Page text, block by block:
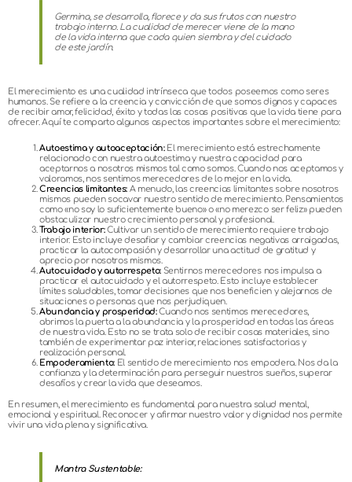
Germina, se desarrolla, florece y da sus frutos con nuestro
trabajo interno. La cualidad de merecer viene de la mano
de la vida interna que cada quien siembra y del cuidado
de este jardín.
El merecimiento es una cualidad intrínseca que todos poseemos como seres
humanos. Se refiere a la creencia y convicción de que somos dignos y capaces
de recibir amor, felicidad, éxito y todas las cosas positivas que la vida tiene para
ofrecer. Aquí te comparto algunos aspectos importantes sobre el merecimiento:
Autoestima y autoaceptación:El merecimiento está estrechamente
relacionado con nuestra autoestima y nuestra capacidad para
aceptarnos a nosotros mismos tal como somos. Cuando nos aceptamos y
valoramos, nos sentimos merecedores de lo mejor en la vida.
Creencias limitantes: A menudo, las creencias limitantes sobre nosotros
mismos pueden socavar nuestro sentido de merecimiento. Pensamientos
como «no soy lo suficientemente bueno» o «no merezco ser feliz» pueden
obstaculizar nuestro crecimiento personal y profesional.
Trabajo interior:Cultivar un sentido de merecimiento requiere trabajo
interior. Esto incluye desafiar y cambiar creencias negativas arraigadas,
practicar la autocompasión y desarrollar una actitud de gratitud y
aprecio por nosotros mismos.
Autocuidado y autorrespeto: Sentirnos merecedores nos impulsa a
practicar el autocuidado y el autorrespeto. Esto incluye establecer
límites saludables, tomar decisiones que nos beneficien y alejarnos de
situaciones o personas que nos perjudiquen.
Abundancia y prosperidad:Cuando nos sentimos merecedores,
abrimos la puerta a la abundancia y la prosperidad en todas las áreas
de nuestra vida. Esto no se trata solo de recibir cosas materiales, sino
también de experimentar paz interior, relaciones satisfactorias y
realización personal.
Empoderamiento: El sentido de merecimiento nos empodera. Nos da la
confianza y la determinación para perseguir nuestros sueños, superar
desafíos y crear la vida que deseamos.
En resumen, el merecimiento es fundamental para nuestra salud mental,
emocional y espiritual. Reconocer y afirmar nuestro valor y dignidad nos permite
vivir una vida plena y significativa.
Mantra Sustentable: